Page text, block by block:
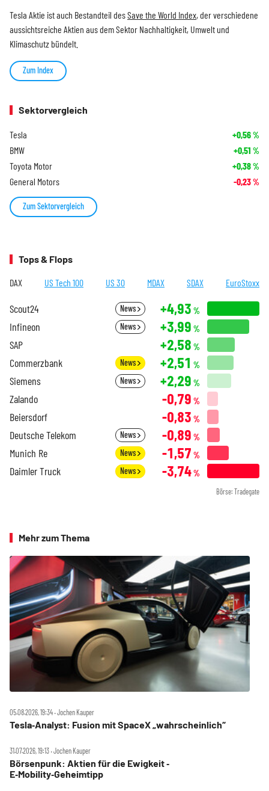
Tesla Aktie ist auch Bestandteil desSave the World Index, der verschiedene
aussichtsreiche Aktien aus dem Sektor Nachhaltigkeit, Umwelt und
Klimaschutz bündelt.
Zum Index
Sektorvergleich
Tesla +0,56%
BMW +0,51 %
Toyota Motor +0,38%
General Motors -0,23%
Zum Sektorvergleich
Tops & Flops
DAX US Tech 100 US 30 MDAX SDAX EuroStoxx
Scout24 News +4,93 %
Infineon News +3,99 %
SAP +2,58 %
Commerzbank News +2,51 %
Siemens News +2,29 %
Zalando -0,79 %
Beiersdorf -0,83 %
Deutsche Telekom News -0,89 %
Munich Re News -1,57 %
Daimler Truck News -3,74%
Börse: Tradegate
Mehr zum Thema
05.08.2026, 19:34 ‧ Jochen Kauper
Tesla‑Analyst: Fusion mit SpaceX „wahrscheinlich“
31.07.2026, 19:13 ‧ Jochen Kauper
Börsenpunk: Aktien für die Ewigkeit ‑
E‑Mobility‑Geheimtipp